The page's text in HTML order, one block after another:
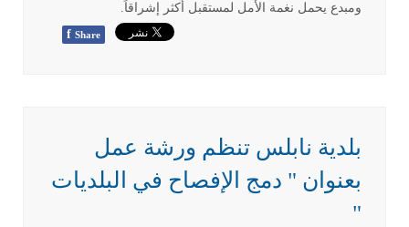
ومبدع يحمل نغمة الأمل لمستقبل أكثر إشراقاً.
f Share
بلدية نابلس تنظم ورشة عمل
بعنوان " دمج الإفصاح في البلديات
"